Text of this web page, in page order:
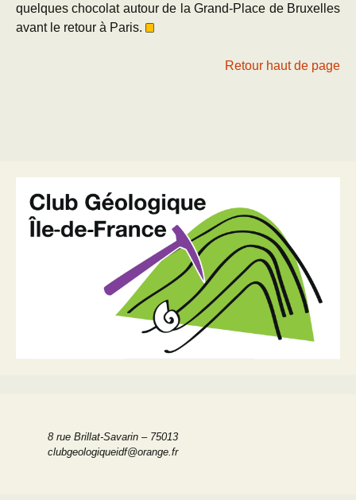
quelques chocolat autour de la Grand-Place de Bruxelles
avant le retour à Paris.
Retour haut de page
8 rue Brillat-Savarin – 75013
clubgeologiqueidf@orange.fr